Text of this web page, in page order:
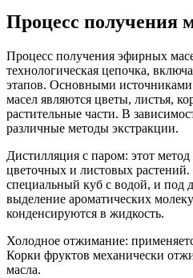
Процесс получения
Процесс получения эфирных
технологическая цепочка,
этапов. Основными
масел являются цветы, листья,
растительные части. В
различные методы экстракции.
Дистилляция с паром: этот
цветочных и листовых
специальный куб с водой, и под
выделение ароматических
конденсируются в жидкость.
Холодное отжимание:
Корки фруктов механически
масла.